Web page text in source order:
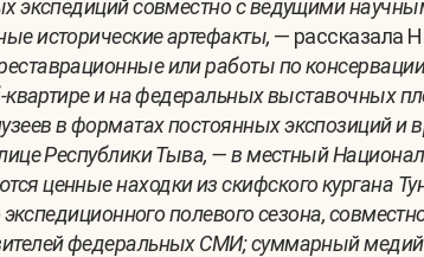
экспедиций совместно с ведущими
исторические артефакты, — рассказала
или работы по
и на федеральных выставочных
в форматах постоянных экспозиций и
Республики Тыва, — в местный
ценные находки из скифского кургана
полевого сезона,
федеральных СМИ; суммарный